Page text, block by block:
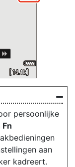
persoonlijke
aan
kadreert.